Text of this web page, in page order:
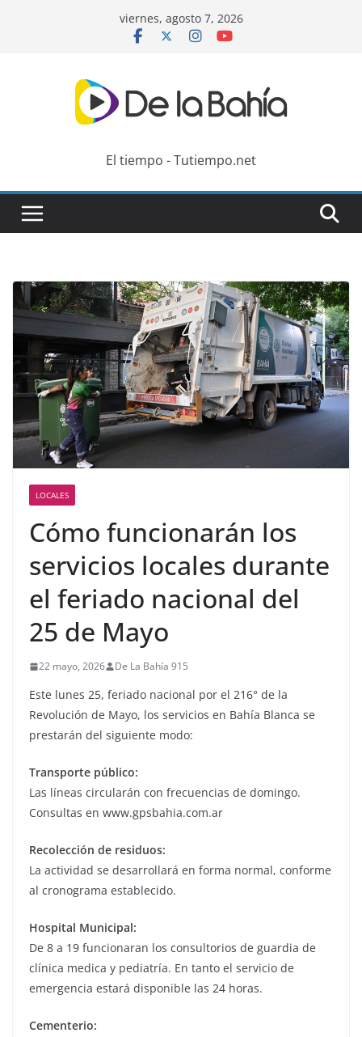
viernes, agosto 7, 2026
El tiempo - Tutiempo.net
LOCALES
Cómo funcionarán los
servicios locales durante
el feriado nacional del
25 de Mayo
22 mayo, 2026 De La Bahía 915
Este lunes 25, feriado nacional por el 216° de la
Revolución de Mayo, los servicios en Bahía Blanca se
prestarán del siguiente modo:
Transporte público:
Las líneas circularán con frecuencias de domingo.
Consultas en www.gpsbahia.com.ar
Recolección de residuos:
La actividad se desarrollará en forma normal, conforme
al cronograma establecido.
Hospital Municipal:
De 8 a 19 funcionaran los consultorios de guardia de
clínica medica y pediatría. En tanto el servicio de
emergencia estará disponible las 24 horas.
Cementerio: